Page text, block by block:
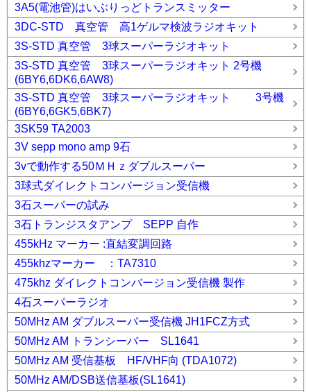
3A5(電池管)はいぶりっどトランスミッター
3DC-STD 真空管 高1ゲルマ検波ラジオキット
3S-STD 真空管 3球スーパーラジオキット
3S-STD 真空管 3球スーパーラジオキット 2号機
(6BY6,6DK6,6AW8)
3S-STD 真空管 3球スーパーラジオキット 3号機
(6BY6,6GK5,6BK7)
3SK59 TA2003
3V sepp mono amp 9石
3vで動作する50ＭＨｚダブルスーパー
3球式ダイレクトコンバージョン受信機
3石スーパーの試み
3石トランジスタアンプ SEPP 自作
455kHz マーカー :直結変調回路
455khzマーカー ：TA7310
475khz ダイレクトコンバージョン受信機 製作
4石スーパーラジオ
50MHz AM ダブルスーパー受信機 JH1FCZ方式
50MHz AM トランシーバー SL1641
50MHz AM 受信基板 HF/VHF向 (TDA1072)
50MHz AM/DSB送信基板(SL1641)